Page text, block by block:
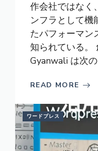
作会社ではなく
ンフラとして機
たパフォーマン
知られている。
Gyanwali は次の
READ MORE
ワードプレス